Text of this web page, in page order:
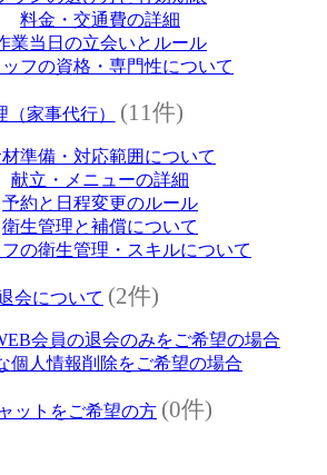
料金・交通費の詳細
業当日の立会いとルール
ッフの資格・専門性について
（家事代行） (11件)
準備・対応範囲について
献立・メニューの詳細
予約と日程変更のルール
衛生管理と補償について
の衛生管理・スキルについて
会について (2件)
会員の退会のみをご希望の場合
個人情報削除をご希望の場合
ットをご希望の方 (0件)